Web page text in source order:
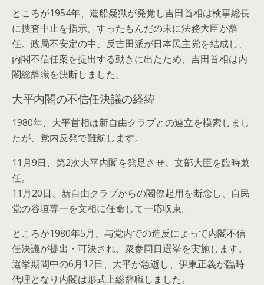
ところが1954年、造船疑獄が発覚し吉田首相は検事総長
に捜査中止を指示。すったもんだの末に法務大臣が辞
任。政局不安定の中、反吉田派が日本民主党を結成し、
内閣不信任案を提出する動きに出たため、吉田首相は内
閣総辞職を決断しました。
大平内閣の不信任決議の経緯
1980年、大平首相は新自由クラブとの連立を模索しまし
たが、党内反発で難航します。
11月9日、第2次大平内閣を発足させ、文部大臣を臨時兼
任。
11月20日、新自由クラブからの閣僚起用を断念し、自民
党の谷垣専一を文相に任命して一応収束。
ところが1980年5月、与党内での造反によって内閣不信
任決議が提出・可決され、衆参同日選挙を実施します。
選挙期間中の6月12日、大平が急逝し、伊東正義が臨時
代理となり内閣は形式上総辞職しました。